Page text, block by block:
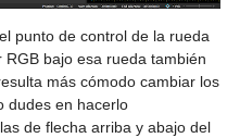
punto de control de la rueda
bajo esa rueda también
más cómodo cambiar los
dudes en hacerlo
de flecha arriba y abajo del